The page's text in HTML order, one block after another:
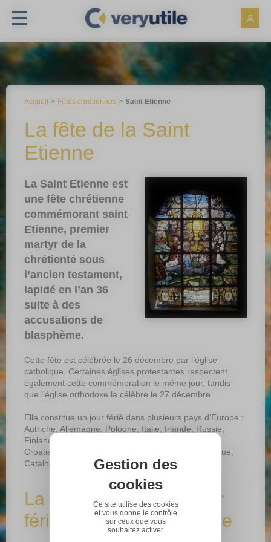
Accueil Fêtes chrétiennes Saint Etienne
La fête de la Saint
Etienne
La Saint Etienne est
une fête chrétienne
commémorant saint
Etienne, premier
martyr de la
chrétienté sous
l’ancien testament,
lapidé en l’an 36
suite à des
accusations de
blasphème.
Cette fête est célébrée le 26 décembre par l’église
catholique. Certaines églises protestantes respectent
également cette commémoration le même jour, tandis
que l’église orthodoxe la célèbre le 27 décembre.
Elle constitue un jour férié dans plusieurs pays d’Europe :
Autriche, Allemagne, Pologne, Italie, Irlande, Russie,
Finlande, Danemark, Luxembourg, Serbie, Suisse,
Croatie, Roumanie, Monténégro, République Tchèque,
Catalogne et dans les Îles Baléares.
La Saint Etienne, un jour
férié en Alsace et Moselle
Gestion des
cookies
Ce site utilise des cookies
et vous donne le contrôle
sur ceux que vous
souhaitez activer